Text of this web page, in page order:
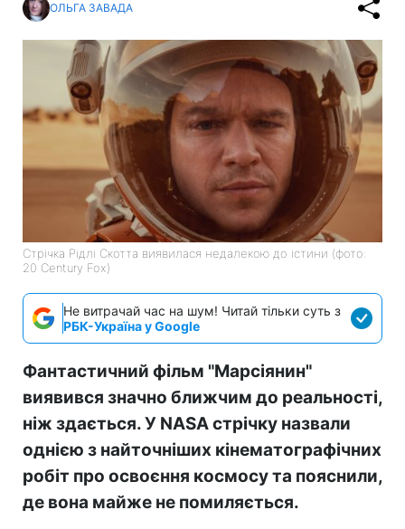
ОЛЬГА ЗАВАДА
Стрічка Рідлі Скотта виявилася недалекою до істини (фото:
20 Century Fox)
Не витрачай час на шум! Читай тільки суть з
РБК-Україна у Google
Фантастичний фільм "Марсіянин"
виявився значно ближчим до реальності,
ніж здається. У NASA стрічку назвали
однією з найточніших кінематографічних
робіт про освоєння космосу та пояснили,
де вона майже не помиляється.